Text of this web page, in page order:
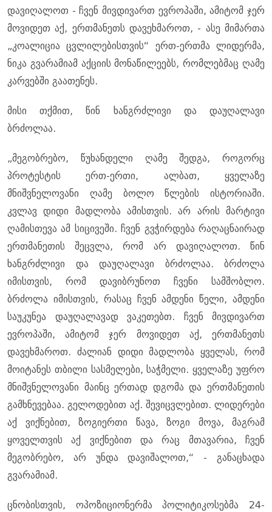
დავიღალოთ - ჩვენ მივდივართ ევროპაში, ამიტომ ჯერ
მოვიდეთ აქ, ერთმანეთს დავეხმაროთ, - ასე მიმართა
„კოალიცია ცვლილებისთვის“ ერთ-ერთმა ლიდერმა,
ნიკა გვარამიამ აქციის მონაწილეებს, რომლებმაც ღამე
კარვებში გაათენეს.
მისი თქმით, წინ ხანგრძლივი და დაუღალავი
ბრძოლაა.
„მეგობრებო, წუხანდელი ღამე შედგა, როგორც
პროტესტის ერთ-ერთი, ალბათ, ყველაზე
მნიშვნელოვანი ღამე ბოლო წლების ისტორიაში.
კვლავ დიდი მადლობა ამისთვის. არ არის მარტივი
ღამისთევა ამ სიცივეში. ჩვენ გვჭირდება რაღაცნაირად
ერთმანეთის შეცვლა, რომ არ დავიღალოთ. წინ
ხანგრძლივი და დაუღალავი ბრძოლაა. ბრძოლა
იმისთვის, რომ დავიბრუნოთ ჩვენი სამშობლო.
ბრძოლა იმისთვის, რასაც ჩვენ ამდენი წელი, ამდენი
საუკუნეა დაუღალავად ვაკეთებთ. ჩვენ მივდივართ
ევროპაში, ამიტომ ჯერ მოვიდეთ აქ, ერთმანეთს
დავეხმაროთ. ძალიან დიდი მადლობა ყველას, რომ
მოიტანეს თბილი სასმელები, საჭმელი. ყველაზე უფრო
მნიშვნელოვანი მაინც ერთად დგომა და ერთმანეთის
გამხნევებაა. გელოდებით აქ. შევიცვლებით. ლიდერები
აქ ვიქნებით, ზოგიერთი წავა, ზოგი მოვა, მაგრამ
ყოველთვის აქ ვიქნებით და რაც მთავარია, ჩვენ
მეგობრებო, არ უნდა დავიშალოთ,“ - განაცხადა
გვარამიამ.
ცნობისთვის, ოპოზიციონერმა პოლიტიკოსებმა 24-